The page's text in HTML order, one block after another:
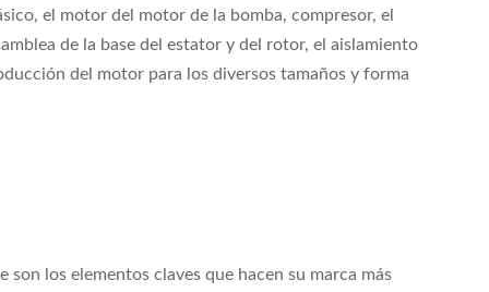
el motor del motor de la bomba, compresor, el
de la base del estator y del rotor, el aislamiento
del motor para los diversos tamaños y forma
los elementos claves que hacen su marca más